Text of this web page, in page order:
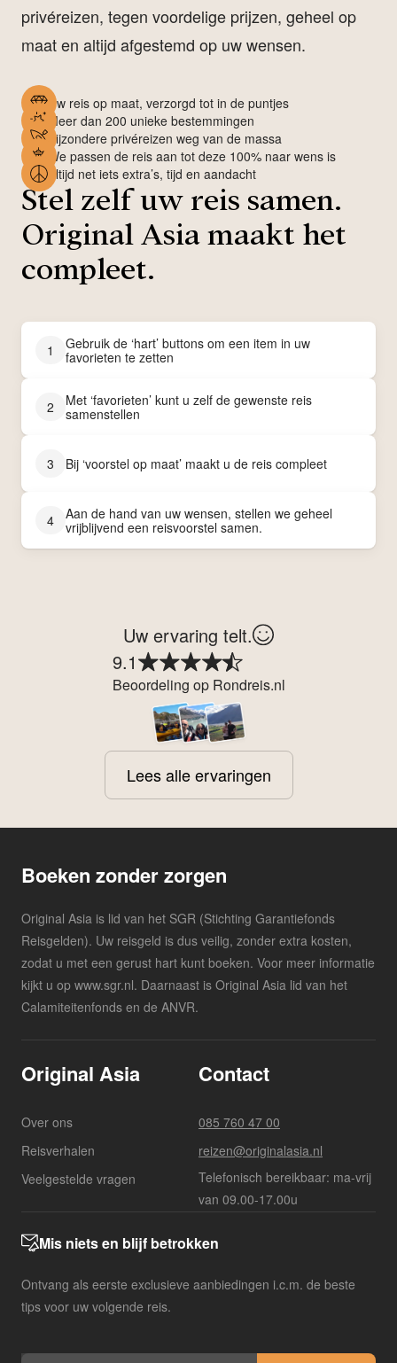
privéreizen, tegen voordelige prijzen, geheel op
maat en altijd afgestemd op uw wensen.
Uw reis op maat, verzorgd tot in de puntjes
Meer dan 200 unieke bestemmingen
Bijzondere privéreizen weg van de massa
We passen de reis aan tot deze 100% naar wens is
Altijd net iets extra’s, tijd en aandacht
Stel zelf uw reis samen.
Original Asia maakt het
compleet.
1
Gebruik de ‘hart’ buttons om een item in uw
favorieten te zetten
2
Met ‘favorieten’ kunt u zelf de gewenste reis
samenstellen
3 Bij ‘voorstel op maat’ maakt u de reis compleet
4
Aan de hand van uw wensen, stellen we geheel
vrijblijvend een reisvoorstel samen.
Uw ervaring telt.
9.1
Beoordeling op Rondreis.nl
Lees alle ervaringen
Boeken zonder zorgen
Original Asia is lid van het SGR (Stichting Garantiefonds
Reisgelden). Uw reisgeld is dus veilig, zonder extra kosten,
zodat u met een gerust hart kunt boeken. Voor meer informatie
kijkt u op www.sgr.nl. Daarnaast is Original Asia lid van het
Calamiteitenfonds en de ANVR.
Original Asia
Over ons
Reisverhalen
Veelgestelde vragen
Contact
085 760 47 00
reizen@originalasia.nl
Telefonisch bereikbaar: ma-vrij
van 09.00-17.00u
Mis niets en blijf betrokken
Ontvang als eerste exclusieve aanbiedingen i.c.m. de beste
tips voor uw volgende reis.